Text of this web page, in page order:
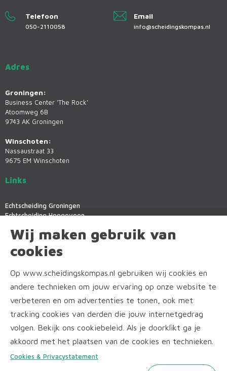
Telefoon
050-2110058
Email
info@scheidingskompas.nl
Adres
Groningen:
Business Center ‘The Rock’
Atoomweg 6B
9743 AK Groningen
Winschoten:
Nassaustraat 33
9675 EM Winschoten
Links
Echtscheiding Groningen
Echtscheiding Hoogeveen
Echtscheiding Winschoten
Mediation Groningen
Mediation Assen
Mediation Hoogezand
Online scheiden
Informatie
Tarieven
Financieel echtscheidingsadvies
Algemene voorwaarden
Cookies & Privacystatement
Wij maken gebruik van
cookies
Op www.scheidingskompas.nl gebruiken wij cookies en
andere technieken om jouw ervaring op onze website te
verbeteren en om advertenties te tonen, ook met
tracking cookies van derden die jouw internetgedrag
volgen. Bekijk ons cookiebeleid. Als je doorklikt ga je
akkoord met het plaatsen van de cookies en technieken.
Cookies & Privacystatement